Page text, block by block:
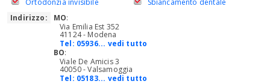
Indirizzo:
MO:
Via Emilia Est 352
41124 - Modena
Tel: 05936... vedi tutto
BO:
Viale De Amicis 3
40050 - Valsamoggia
Tel: 05183... vedi tutto